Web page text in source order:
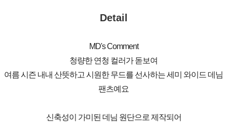
Detail
MD's Comment
청량한 연청 컬러가 돋보여
여름 시즌 내내 산뜻하고 시원한 무드를 선사하는 세미 와이드 데님
팬츠예요
신축성이 가미된 데님 원단으로 제작되어